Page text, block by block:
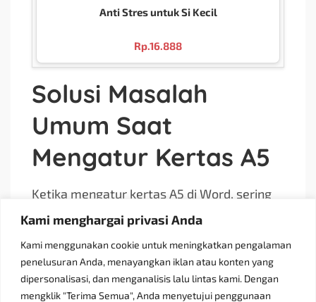
Kami menghargai privasi Anda
Kami menggunakan cookie untuk meningkatkan pengalaman
penelusuran Anda, menayangkan iklan atau konten yang
dipersonalisasi, dan menganalisis lalu lintas kami. Dengan
mengklik "Terima Semua", Anda menyetujui penggunaan
Anti Stres untuk Si Kecil
Rp.16.888
Solusi Masalah
Umum Saat
Mengatur Kertas A5
Ketika mengatur kertas A5 di Word, sering
kali kita mengalami masalah ukuran yang
kamu telah memilih ukuran kertas yang
benar di menu “Page Layout” dan “Size”. Jika
ukuran A5 tidak tersedia, masukkan dimensi